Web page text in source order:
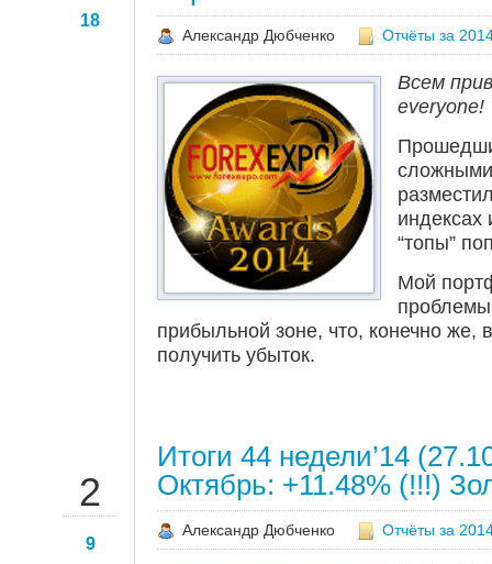
18
Александр Дюбченко Отчёты за
Всем
everyone!
“топы”
Мой
прибыльной зоне, что, конечно же,
получить убыток.
2
9
Итоги 44 недели’14
Октябрь: +11.48% (!!!)
Александр Дюбченко Отчёты за